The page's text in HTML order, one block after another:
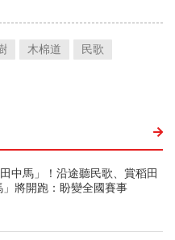
木棉道
民歌
中馬」！沿途聽民歌、賞稻田
將開跑：盼變全國賽事